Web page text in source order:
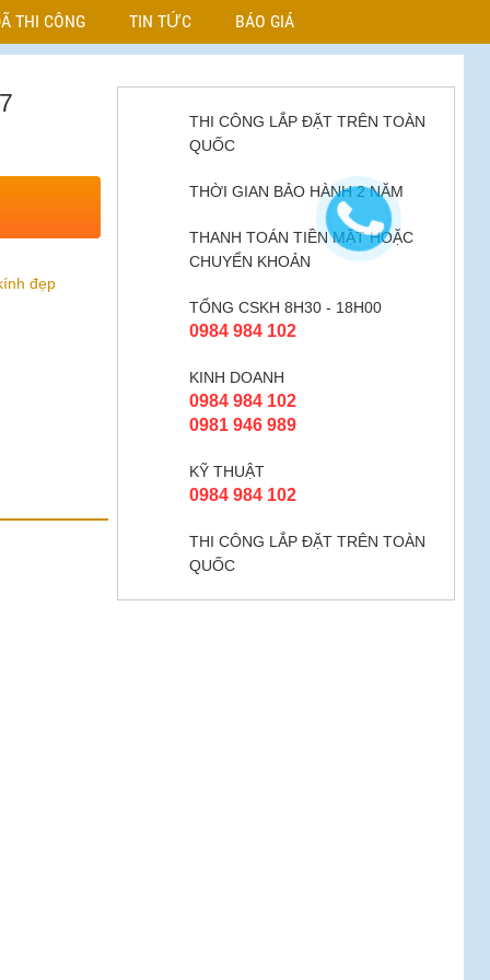
THI CÔNG TIN TỨC BÁO GIÁ
đẹp
THI CÔNG LẮP ĐẶT TRÊN TOÀN
QUỐC
THỜI GIAN BẢO HÀNH 2 NĂM
THANH TOÁN TIỀN MẶT HOẶC
CHUYỂN KHOẢN
TỔNG CSKH 8H30 - 18H00
0984 984 102
KINH DOANH
0984 984 102
0981 946 989
KỸ THUẬT
0984 984 102
THI CÔNG LẮP ĐẶT TRÊN TOÀN
QUỐC